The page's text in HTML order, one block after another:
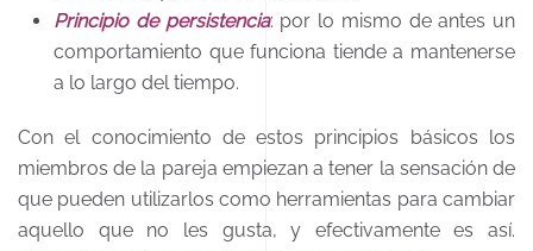
Principio de persistencia: por lo mismo de antes un
comportamiento que funciona tiende a mantenerse
a lo largo del tiempo.
Con el conocimiento de estos principios básicos los
miembros de la pareja empiezan a tener la sensación de
que pueden utilizarlos como herramientas para cambiar
aquello que no les gusta, y efectivamente es así.